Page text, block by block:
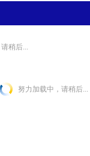
稍后...
努力加载中，请稍后...